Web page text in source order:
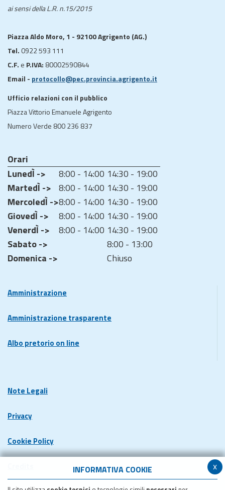
x
INFORMATIVA COOKIE
ai sensi della L.R. n.15/2015
Piazza Aldo Moro, 1 - 92100 Agrigento (AG.)
Tel. 0922 593 111
C.F. e P.IVA: 80002590844
Email - protocollo@pec.provincia.agrigento.it
Ufficio relazioni con il pubblico
Piazza Vittorio Emanuele Agrigento
Numero Verde 800 236 837
Orari
LunedÌ ->
8:00 - 14:00 14:30 - 19:00
MartedÌ -> 8:00 - 14:00 14:30 - 19:00
MercoledÌ ->8:00 - 14:00 14:30 - 19:00
GiovedÌ ->
8:00 - 14:00 14:30 - 19:00
VenerdÌ ->
8:00 - 14:00 14:30 - 19:00
Sabato ->
8:00 - 13:00
Domenica ->
Chiuso
Amministrazione
Amministrazione trasparente
Albo pretorio on line
Note Legali
Privacy
Cookie Policy